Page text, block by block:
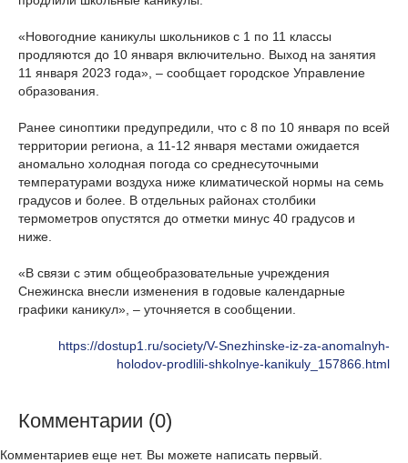
«Новогодние каникулы школьников с 1 по 11 классы
продляются до 10 января включительно. Выход на занятия
11 января 2023 года», – сообщает городское Управление
образования.
Ранее синоптики предупредили, что с 8 по 10 января по всей
территории региона, а 11-12 января местами ожидается
аномально холодная погода со среднесуточными
температурами воздуха ниже климатической нормы на семь
градусов и более. В отдельных районах столбики
термометров опустятся до отметки минус 40 градусов и
ниже.
«В связи с этим общеобразовательные учреждения
Снежинска внесли изменения в годовые календарные
графики каникул», – уточняется в сообщении.
https://dostup1.ru/society/V-Snezhinske-iz-za-anomalnyh-
holodov-prodlili-shkolnye-kanikuly_157866.html
Комментарии (0)
Комментариев еще нет. Вы можете написать первый.